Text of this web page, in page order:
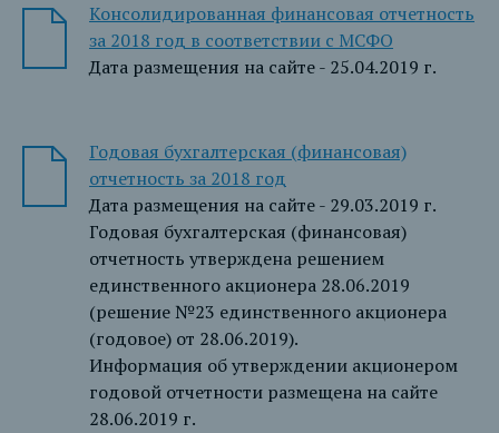
Консолидированная финансовая отчетность
за 2018 год в соответствии с МСФО
Дата размещения на сайте - 25.04.2019 г.
Годовая бухгалтерская (финансовая)
отчетность за 2018 год
Дата размещения на сайте - 29.03.2019 г.
Годовая бухгалтерская (финансовая)
отчетность утверждена решением
единственного акционера 28.06.2019
(решение №23 единственного акционера
(годовое) от 28.06.2019).
Информация об утверждении акционером
годовой отчетности размещена на сайте
28.06.2019 г.